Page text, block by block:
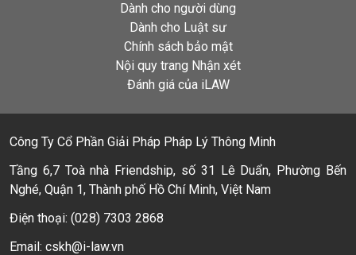
Dành cho người dùng
Dành cho Luật sư
Chính sách bảo mật
Nội quy trang Nhận xét
Đánh giá của iLAW
Công Ty Cổ Phần Giải Pháp Pháp Lý Thông Minh
Tầng 6,7 Toà nhà Friendship, số 31 Lê Duẩn, Phường Bến
Nghé, Quận 1, Thành phố Hồ Chí Minh, Việt Nam
Điện thoại: (028) 7303 2868
Email: cskh@i-law.vn